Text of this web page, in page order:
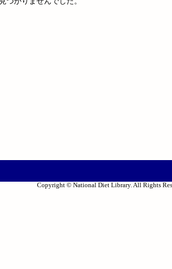
Copyright © National Diet Library. All Rights